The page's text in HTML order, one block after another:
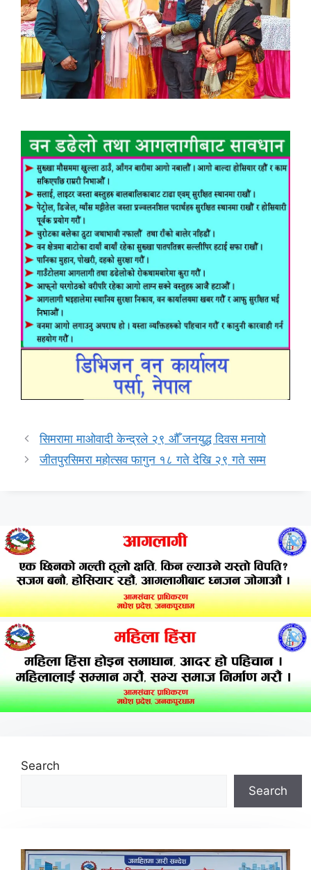
सिमरामा माओवादी केन्द्रले २९ औँ जनयुद्ध दिवस मनायो
जीतपुरसिमरा महोत्सव फागुन १८ गते देखि २९ गते सम्म
Search
Search